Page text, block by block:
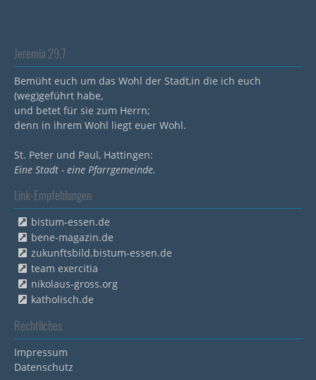
Jeremia 29,7
Bemüht euch um das Wohl der Stadt,in die ich euch
(weg)geführt habe,
und betet für sie zum Herrn;
denn in ihrem Wohl liegt euer Wohl.
St. Peter und Paul, Hattingen:
Eine Stadt - eine Pfarrgemeinde.
Link-Empfehlungen
bistum-essen.de
bene-magazin.de
zukunftsbild.bistum-essen.de
team exercitia
nikolaus-gross.org
katholisch.de
Rechtliches
Impressum
Datenschutz